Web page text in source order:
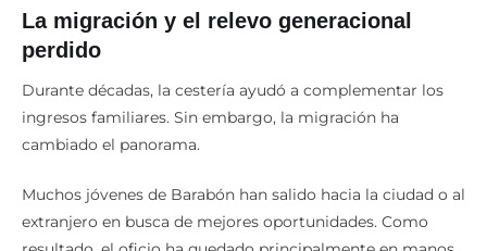
La migración y el relevo generacional
perdido
Durante décadas, la cestería ayudó a complementar los
ingresos familiares. Sin embargo, la migración ha
cambiado el panorama.
Muchos jóvenes de Barabón han salido hacia la ciudad o al
extranjero en busca de mejores oportunidades. Como